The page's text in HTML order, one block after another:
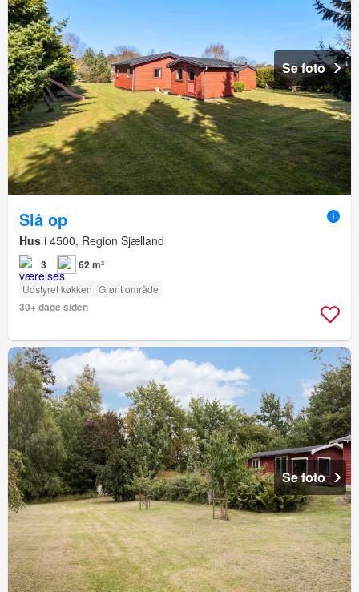
Se foto
Slå op
Hus i 4500, Region Sjælland
3 62 m²
Udstyret køkken Grønt område
30+ dage siden
Se foto